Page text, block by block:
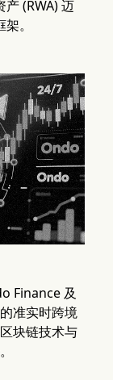
(RWA) 迈
。
Finance 及
准实时跨境
块链技术与